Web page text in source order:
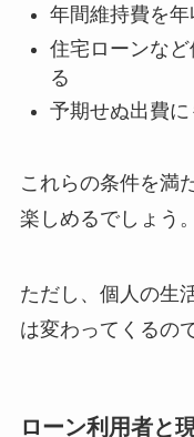
年間維持費を
住宅ローンな
る
予期せぬ出費
これらの条件を満
楽しめるでしょう。
ただし、個人の生
は変わってくるの
ローン利用者と